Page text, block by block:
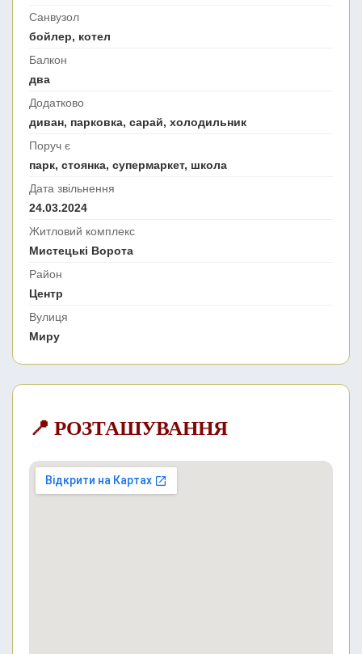
Санвузол
бойлер, котел
Балкон
два
Додатково
диван, парковка, сарай, холодильник
Поруч є
парк, стоянка, супермаркет, школа
Дата звільнення
24.03.2024
Житловий комплекс
Мистецькі Ворота
Район
Центр
Вулиця
Миру
📍 РОЗТАШУВАННЯ